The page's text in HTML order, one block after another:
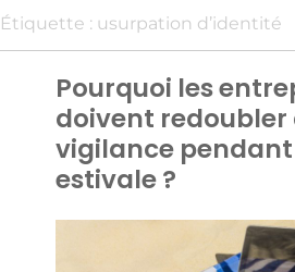
Étiquette : usurpation d’identité
Pourquoi les
doivent redoubler
vigilance
estivale ?